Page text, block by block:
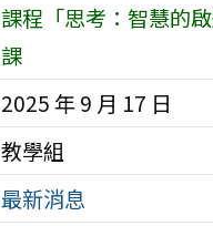
課程「思考：智慧的
課
2025 年 9 月 17 日
教學組
最新消息